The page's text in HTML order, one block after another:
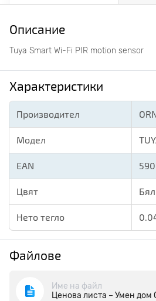
Описание
Tuya Smart Wi-Fi PIR motion sensor
Характеристики
Производител
Модел
EAN
Цвят Бял
Нето тегло
Файлове
Име на файл
Ценова листа – Умен дом